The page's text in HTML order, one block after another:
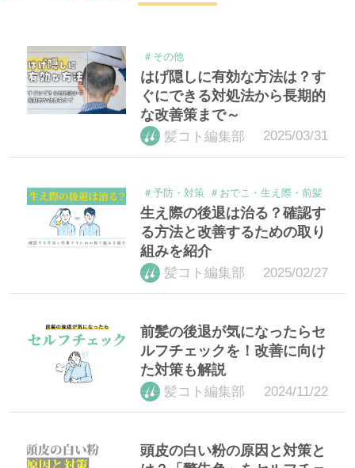
＃その他
はげ隠しに有効な方法は？す
ぐにできる対処法から長期的
な改善策まで～
髪コト編集部
2025/03/31
＃予防・対策 ＃おでこ・生え際・前髪
生え際の後退は治る？確認す
る方法と改善するための取り
組みを紹介
髪コト編集部
2025/02/27
前髪の後退が気になったらセ
ルフチェックを！改善に向け
た対策も解説
髪コト編集部
2024/11/22
頭皮の白い粉の原因と対策と